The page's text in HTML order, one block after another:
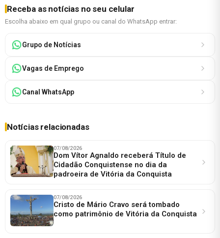
Receba as notícias no seu celular
Escolha abaixo em qual grupo ou canal do WhatsApp entrar:
Grupo de Notícias
Vagas de Emprego
Canal WhatsApp
Notícias relacionadas
07/08/2026
Dom Vítor Agnaldo receberá Título de
Cidadão Conquistense no dia da
padroeira de Vitória da Conquista
07/08/2026
Cristo de Mário Cravo será tombado
como patrimônio de Vitória da Conquista